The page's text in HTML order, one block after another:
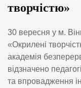
творчістю»
30 вересня у м.
«Окрилені
академія
відзначено
та впровадження